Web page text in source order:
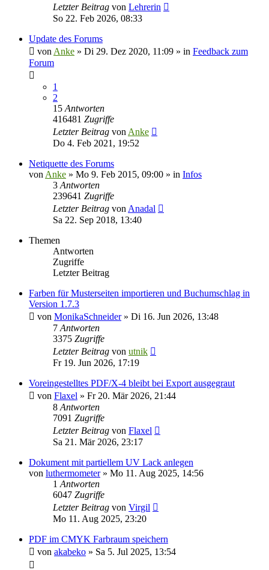
Letzter Beitrag von Lehrerin
So 22. Feb 2026, 08:33
Update des Forums
von Anke » Di 29. Dez 2020, 11:09 » in Feedback zum
Forum
1
2
15 Antworten
416481 Zugriffe
Letzter Beitrag von Anke
Do 4. Feb 2021, 19:52
Netiquette des Forums
von Anke » Mo 9. Feb 2015, 09:00 » in Infos
3 Antworten
239641 Zugriffe
Letzter Beitrag von Anadal
Sa 22. Sep 2018, 13:40
Themen
Antworten
Zugriffe
Letzter Beitrag
Farben für Musterseiten importieren und Buchumschlag in
Version 1.7.3
von MonikaSchneider» Di 16. Jun 2026, 13:48
7 Antworten
3375 Zugriffe
Letzter Beitrag von utnik
Fr 19. Jun 2026, 17:19
Voreingestelltes PDF/X-4 bleibt bei Export ausgegraut
von Flaxel » Fr 20. Mär 2026, 21:44
8 Antworten
7091 Zugriffe
Letzter Beitrag von Flaxel
Sa 21. Mär 2026, 23:17
Dokument mit partiellem UV Lack anlegen
von luthermometer» Mo 11. Aug 2025, 14:56
1 Antworten
6047 Zugriffe
Letzter Beitrag von Virgil
Mo 11. Aug 2025, 23:20
PDF im CMYK Farbraum speichern
von akabeko » Sa 5. Jul 2025, 13:54